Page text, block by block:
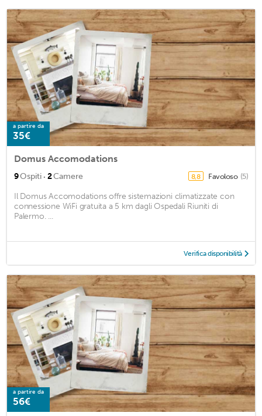
a partire da
35€
Domus Accomodations
9Ospiti · 2Camere 8,8 Favoloso (5)
Il Domus Accomodations offre sistemazioni climatizzate con
connessione WiFi gratuita a 5 km dagli Ospedali Riuniti di
Palermo. ...
Verifica disponibilità
a partire da
56€